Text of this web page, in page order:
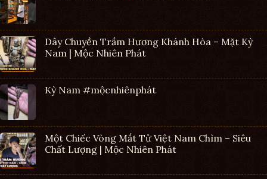
Dây Chuyền Trầm Hương Khánh Hòa – Mặt Kỳ
Nam | Mộc Nhiên Phát
Kỳ Nam #mộcnhiênphát
Một Chiếc Vòng Mắt Tử Việt Nam Chìm – Siêu
Chất Lượng | Mộc Nhiên Phát